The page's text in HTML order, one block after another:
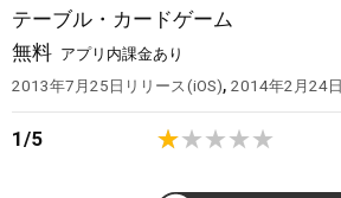
テーブル・カードゲーム
無料 アプリ内課金あり
2013年7月25日 リリース iOS ,2014年2月24日
1/5